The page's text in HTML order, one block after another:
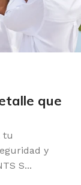
que
tu
y
S...